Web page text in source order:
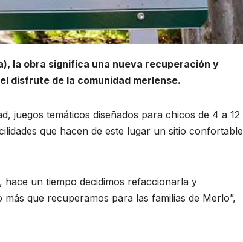
la obra significa una nueva recuperación y
disfrute de la comunidad merlense.
juegos temáticos diseñados para chicos de 4 a 12
que hacen de este lugar un sitio confortable
hace un tiempo decidimos refaccionarla y
que recuperamos para las familias de Merlo”,